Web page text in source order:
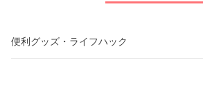
便利グッズ・ライフハック